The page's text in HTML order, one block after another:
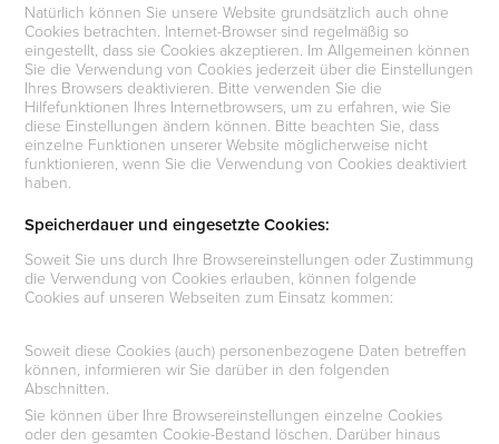
Natürlich können Sie unsere Website grundsätzlich auch ohne
Cookies betrachten. Internet-Browser sind regelmäßig so
eingestellt, dass sie Cookies akzeptieren. Im Allgemeinen können
Sie die Verwendung von Cookies jederzeit über die Einstellungen
Ihres Browsers deaktivieren. Bitte verwenden Sie die
Hilfefunktionen Ihres Internetbrowsers, um zu erfahren, wie Sie
diese Einstellungen ändern können. Bitte beachten Sie, dass
einzelne Funktionen unserer Website möglicherweise nicht
funktionieren, wenn Sie die Verwendung von Cookies deaktiviert
haben.
Speicherdauer und eingesetzte Cookies:
Soweit Sie uns durch Ihre Browsereinstellungen oder Zustimmung
die Verwendung von Cookies erlauben, können folgende
Cookies auf unseren Webseiten zum Einsatz kommen:
Soweit diese Cookies (auch) personenbezogene Daten betreffen
können, informieren wir Sie darüber in den folgenden
Abschnitten.
Sie können über Ihre Browsereinstellungen einzelne Cookies
oder den gesamten Cookie-Bestand löschen. Darüber hinaus